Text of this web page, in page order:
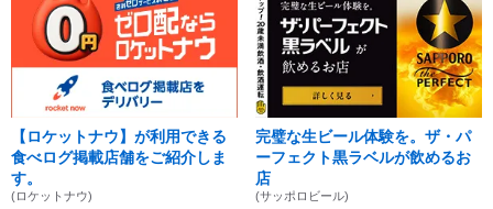
【ロケットナウ】が利用できる
食べログ掲載店舗をご紹介しま
す。
(ロケットナウ)
完璧な生ビール体験を。ザ・パ
ーフェクト黒ラベルが飲めるお
店
(サッポロビール)